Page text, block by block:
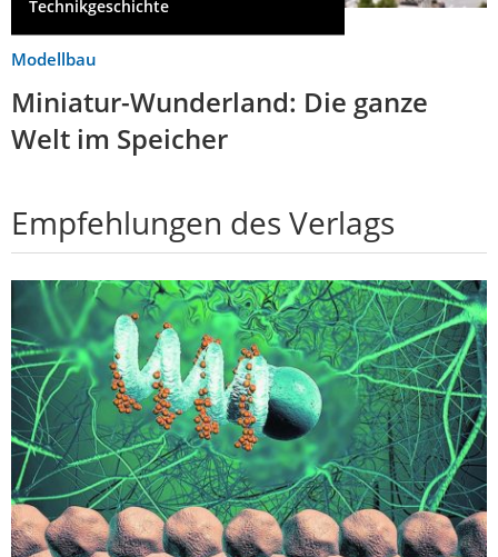
Technikgeschichte
Modellbau
Miniatur-Wunderland: Die ganze
Welt im Speicher
Empfehlungen des Verlags